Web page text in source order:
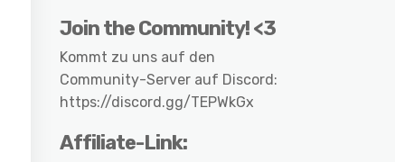
Join the Community! <3
Kommt zu uns auf den
Community-Server auf Discord:
https://discord.gg/TEPWkGx
Affiliate-Link: